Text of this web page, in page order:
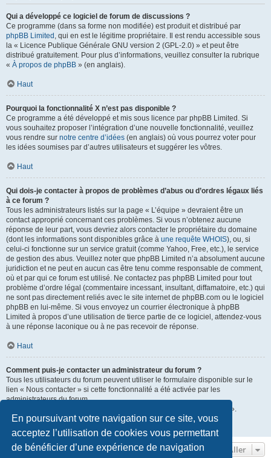
En poursuivant votre navigation sur ce site, vous
acceptez l’utilisation de cookies vous permettant
de bénéficier d’une expérience de navigation
Qui a développé ce logiciel de forum de discussions ?
Ce programme (dans sa forme non modifiée) est produit et distribué par
phpBB Limited , qui en est le légitime propriétaire. Il est rendu accessible sous
la « Licence Publique Générale GNU version 2 (GPL-2.0) » et peut être
distribué gratuitement. Pour plus d’informations, veuillez consulter la rubrique
« À propos de phpBB » (en anglais).
Haut
Pourquoi la fonctionnalité X n’est pas disponible ?
Ce programme a été développé et mis sous licence par phpBB Limited. Si
vous souhaitez proposer l’intégration d’une nouvelle fonctionnalité, veuillez
vous rendre sur notre centre d’idées (en anglais) où vous pourrez voter pour
les idées soumises par d’autres utilisateurs et suggérer les vôtres.
Haut
Qui dois-je contacter à propos de problèmes d’abus ou d’ordres légaux liés
à ce forum ?
Tous les administrateurs listés sur la page « L’équipe » devraient être un
contact approprié concernant ces problèmes. Si vous n’obtenez aucune
réponse de leur part, vous devriez alors contacter le propriétaire du domaine
(dont les informations sont disponibles grâce à une requête WHOIS), ou, si
celui-ci fonctionne sur un service gratuit (comme Yahoo, Free, etc.), le service
de gestion des abus. Veuillez noter que phpBB Limited n’a absolument aucune
juridiction et ne peut en aucun cas être tenu comme responsable de comment,
où et par qui ce forum est utilisé. Ne contactez pas phpBB Limited pour tout
problème d’ordre légal (commentaire incessant, insultant, diffamatoire, etc.) qui
ne sont pas directement reliés avec le site internet de phpBB.com ou le logiciel
phpBB en lui-même. Si vous envoyez un courrier électronique à phpBB
Limited à propos d’une utilisation de tierce partie de ce logiciel, attendez-vous
à une réponse laconique ou à ne pas recevoir de réponse.
Haut
Comment puis-je contacter un administrateur du forum ?
Tous les utilisateurs du forum peuvent utiliser le formulaire disponible sur le
lien « Nous contacter » si cette fonctionnalité a été activée par les
administrateurs du forum.
Les membres du forum peuvent également utiliser le lien « L’équipe ».
Aller